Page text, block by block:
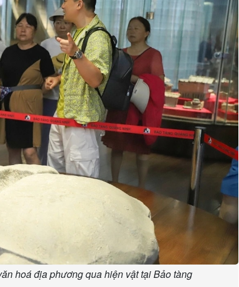
hoá địa phương qua hiện vật tại Bảo tàng